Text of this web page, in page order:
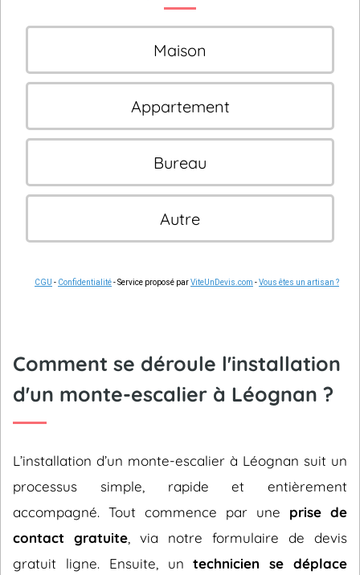
Maison
Appartement
Bureau
Autre
CGU - Confidentialité- Service proposé parViteUnDevis.com -Vous êtes un artisan ?
Comment se déroule l'installation
d'un monte-escalier à Léognan ?
L’installation d’un monte-escalier à Léognan suit un
processus simple, rapide et entièrement
accompagné. Tout commence par une prise de
contact gratuite , via notre formulaire de devis
gratuit ligne. Ensuite, untechnicien se déplace